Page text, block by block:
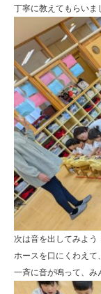
丁寧に教えてもらいま
次は音を出してみよう
ホースを口にくわえて
一斉に音が鳴って、み